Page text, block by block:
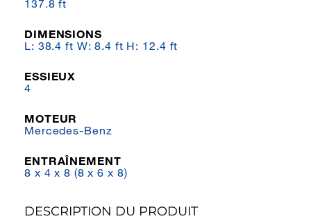
137.8 ft
DIMENSIONS
L: 38.4 ft W: 8.4 ft H: 12.4 ft
ESSIEUX
4
MOTEUR
Mercedes-Benz
ENTRAÎNEMENT
8 x 4 x 8 (8 x 6 x 8)
DESCRIPTION DU PRODUIT